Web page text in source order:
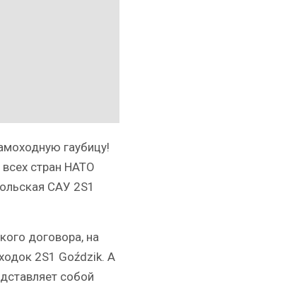
гаубицу!
стран НАТО
САУ 2S1
договора, на
2S1 Goździk. А
собой